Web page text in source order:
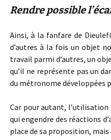
Rendre possible
Ainsi, à la fanfare de
d’autres à la fois un objet
travail parmi d’autres, un
qu’il ne représente pas un
du métronome développées
Car pour autant, l’utilisation
qui engendre des réactions
place de sa proposition,